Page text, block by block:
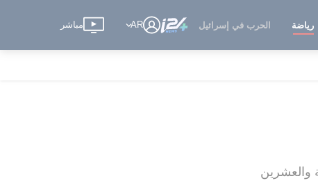
رياضة الحرب في إسرائيل AR مباشر